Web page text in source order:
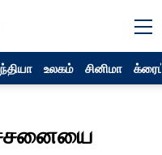
உலகம் சினிமா